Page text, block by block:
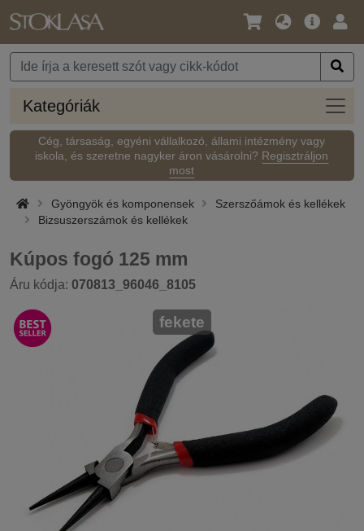
Nyelv
Pénznem
Fő
Kategóriák
Cég, társaság, egyéni vállalkozó, állami intézmény vagy
iskola, és szeretne nagyker áron vásárolni? Regisztráljon
most
Gyöngyök és komponensek
Szerszőámok és kellékek
Bizsuszerszámok és kellékek
Kúpos fogó 125 mm
Áru kódja: 070813_96046_8105
fekete